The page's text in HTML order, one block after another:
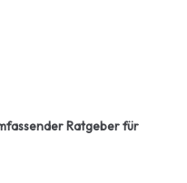
Ratgeber für